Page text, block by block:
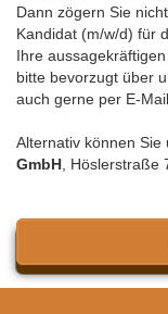
Dann zögern Sie
Kandidat (m/w/d) für
Ihre
bitte bevorzugt über
auch gerne per E-
Alternativ können Sie
GmbH , Höslerstraße